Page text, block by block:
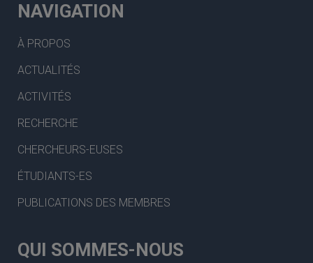
NAVIGATION
À PROPOS
ACTUALITÉS
ACTIVITÉS
RECHERCHE
CHERCHEURS-EUSES
ÉTUDIANTS-ES
PUBLICATIONS DES MEMBRES
QUI SOMMES-NOUS